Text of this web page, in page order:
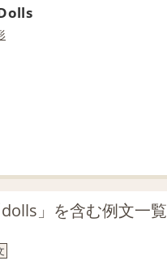
dolls」を含む例文一覧